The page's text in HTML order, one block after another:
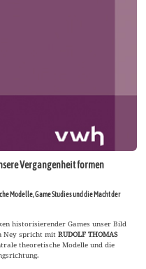
Vergangenheit formen
Modelle, Game Studies und die Macht der
historisierender Games unser Bild
Ney spricht mitRUDOLF THOMAS
theoretische Modelle und die